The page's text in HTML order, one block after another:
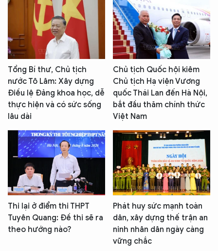
Tổng Bí thư, Chủ tịch
nước Tô Lâm: Xây dựng
Điều lệ Đảng khoa học, dễ
thực hiện và có sức sống
lâu dài
Chủ tịch Quốc hội kiêm
Chủ tịch Hạ viện Vương
quốc Thái Lan đến Hà Nội,
bắt đầu thăm chính thức
Việt Nam
Thi lại ở điểm thi THPT
Tuyên Quang: Đề thi sẽ ra
theo hướng nào?
Phát huy sức mạnh toàn
dân, xây dựng thế trận an
ninh nhân dân ngày càng
vững chắc